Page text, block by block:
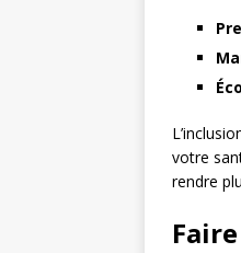
votre
rendre